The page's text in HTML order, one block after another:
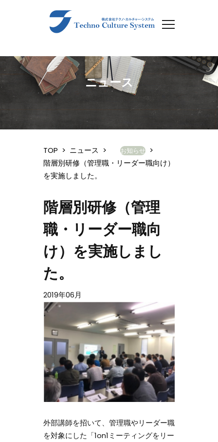
ニュース
TOP > ニュース > お知らせ >
階層別研修（管理職・リーダー職向け）
を実施しました。
階層別研修（管理
職・リーダー職向
け）を実施しまし
た。
2019年06月
外部講師を招いて、管理職やリーダー職
を対象にした「1on1ミーティングをリー